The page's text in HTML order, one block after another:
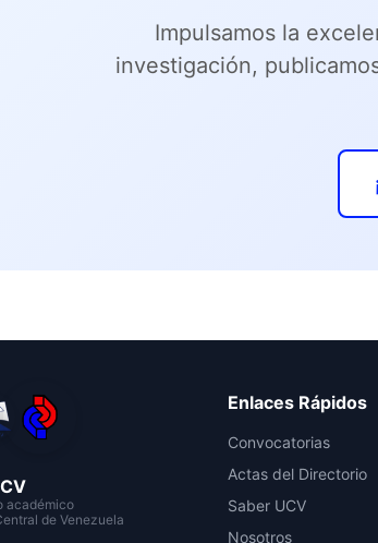
Impulsamos la
investigación,
académico
de Venezuela
Enlaces Rápidos
Convocatorias
Actas del Directorio
Saber UCV
Nosotros